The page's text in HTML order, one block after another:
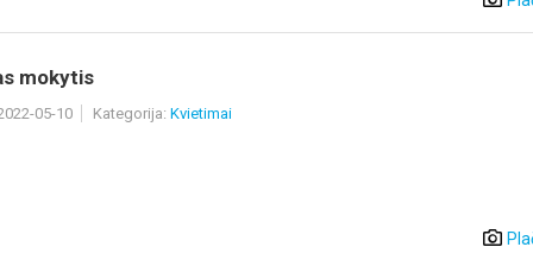
mokytis
05-10 Kategorija: Kvietimai